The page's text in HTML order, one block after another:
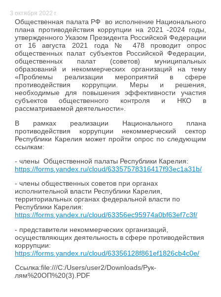
3 октября 2022 г.
Общественная палата РФ во исполнение Национального
плана противодействия коррупции на 2021 -2024 годы,
утвержденного Указом Президента Российской Федерации
от 16 августа 2021 года № 478 проводит опрос
общественных палат субъектов Российской Федерации,
общественных палат (советов) муниципальных
образований и некоммерческих организаций на тему
«Проблемы реализации мероприятий в сфере
противодействия коррупции. Меры и решения,
необходимые для повышения эффективности участия
субъектов общественного контроля и НКО в
рассматриваемой деятельности».
В рамках реализации Национального плана
противодействия коррупции некоммерческий сектор
Республики Карелия может пройти опрос по следующим
ссылкам:
- члены Общественной палаты Республики Карелия:
https://forms.yandex.ru/cloud/63357578316417f93ec1a31b/
- члены общественных советов при органах
исполнительной власти Республики Карелия,
территориальных органах федеральной власти по
Республики Карелия:
https://forms.yandex.ru/cloud/63356ec95974a0bf63ef7c3f/
- представители некоммерческих организаций,
осуществляющих деятельность в сфере противодействия
коррупции:
https://forms.yandex.ru/cloud/63356128f861ef1826cb4c0e/
Ссылка:file:///C:/Users/user2/Downloads/Рук-
лям%20ОП%20(3).PDF